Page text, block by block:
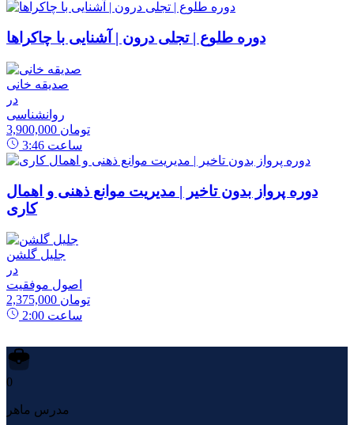
دوره طلوع | تجلی درون | آشنایی با چاکراها
صدیقه خانی
در
روانشناسی
3,900,000 تومان
3:46 ساعت
دوره پرواز بدون تاخیر | مدیریت موانع ذهنی و اهمال
کاری
جلیل گلشن
در
اصول موفقیت
2,375,000 تومان
2:00 ساعت
0
مدرس ماهر